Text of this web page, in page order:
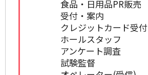
食品・日用品PR販売
受付・案内
クレジットカード受付
ホールスタッフ
アンケート調査
試験監督